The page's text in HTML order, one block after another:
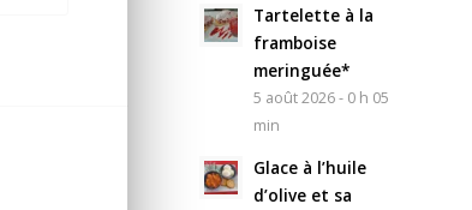
Tartelette à la
framboise
meringuée*
5 août 2026 - 0 h 05
min
Glace à l’huile
d’olive et sa